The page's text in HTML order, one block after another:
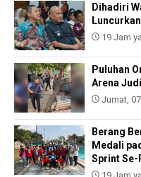
Dihadiri
19 Jam
Puluhan
Arena
Jumat,
Berang
Medali
Sprint